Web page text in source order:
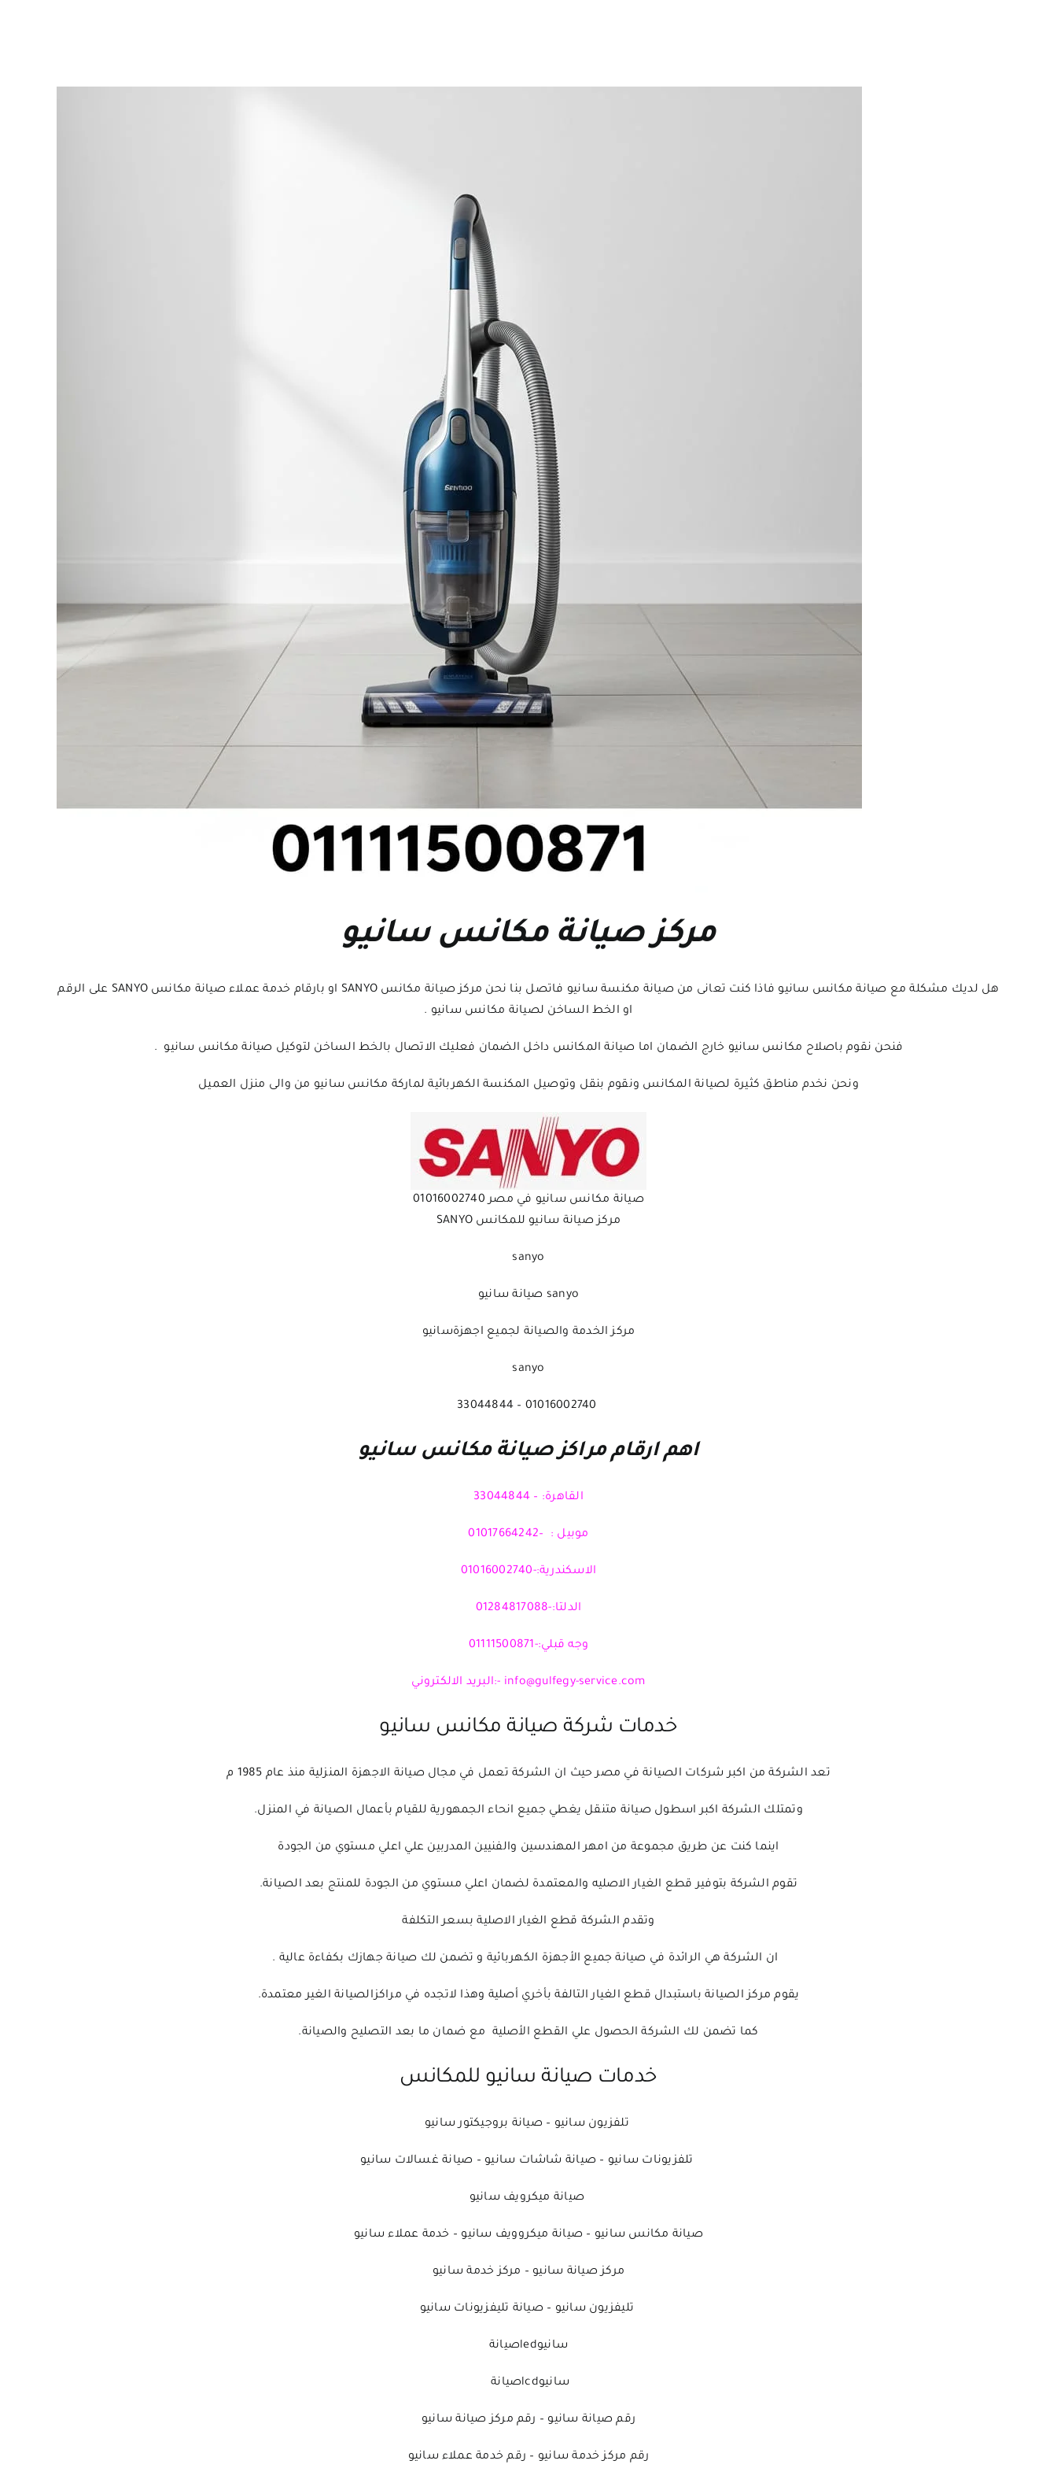
مركز صيانة مكانس سانيو
هل لديك مشكلة مع صيانة مكانس سانيو فاذا كنت تعانى من صيانة مكنسة سانيو فاتصل بنا نحن مركز صيانة مكانس SANYO او بارقام خدمة عملاء صيانة مكانس SANYO على الرقم
او الخط الساخن لصيانة مكانس سانيو .
فنحن نقوم باصلاح مكانس سانيو خارج الضمان اما صيانة المكانس داخل الضمان فعليك الاتصال بالخط الساخن لتوكيل صيانة مكانس سانيو .
ونحن نخدم مناطق كثيرة لصيانة المكانس ونقوم بنقل وتوصيل المكنسة الكهربائية لماركة مكانس سانيو من والى منزل العميل
صيانة مكانس سانيو في مصر 01016002740
مركز صيانة سانيو للمكانس SANYO
sanyo
sanyo صيانة سانيو
مركز الخدمة والصيانة لجميع اجهزةسانيو
sanyo
اهم ارقام مراكز صيانة مكانس سانيو
القاهرة: – 33044844
موبيل : –01017664242
الاسكندرية:-01016002740
الدلتا:-01284817088
وجه قبلي:-01111500871
info@gulfegy-service.com -:البريد الالكتروني
خدمات شركة صيانة مكانس سانيو
تعد الشركة من اكبر شركات الصيانة في مصر حيث ان الشركة تعمل في مجال صيانة الاجهزة المنزلية منذ عام 1985 م
وتمتلك الشركة اكبر اسطول صيانة متنقل يغطي جميع انحاء الجمهورية للقيام بأعمال الصيانة في المنزل.
اينما كنت عن طريق مجموعة من امهر المهندسين والفنيين المدربين علي اعلي مستوي من الجودة
تقوم الشركة بتوفير قطع الغيار الاصليه والمعتمدة لضمان اعلي مستوي من الجودة للمنتج بعد الصيانة.
وتقدم الشركة قطع الغيار الاصلية بسعر التكلفة
ان الشركة هي الرائدة في صيانة جميع الأجهزة الكهربائية و تضمن لك صيانة جهازك بكفاءة عالية .
يقوم مركز الصيانة باستبدال قطع الغيار التالفة بأخري أصلية وهذا لاتجده في مراكزالصيانة الغير معتمدة.
كما تضمن لك الشركة الحصول علي القطع الأصلية مع ضمان ما بعد التصليح والصيانة.
خدمات صيانة سانيو للمكانس
تلفزيون سانيو – صيانة بروجيكتور سانيو
تلفزيونات سانيو – صيانة شاشات سانيو – صيانة غسالات سانيو
صيانة ميكرويف سانيو
صيانة مكانس سانيو – صيانة ميكروويف سانيو – خدمة عملاء سانيو
مركز صيانة سانيو – مركز خدمة سانيو
تليفزيون سانيو – صيانة تليفزيونات سانيو
سانيوledصيانة
سانيوlcdصيانة
رقم صيانة سانيو – رقم مركز صيانة سانيو
رقم مركز خدمة سانيو – رقم خدمة عملاء سانيو